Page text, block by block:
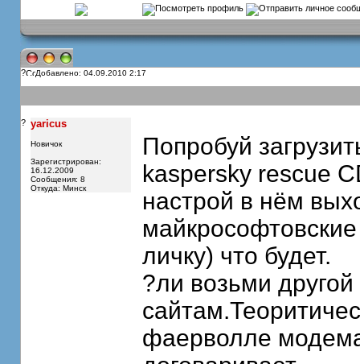
? Добавлено: 04.09.2010 2:17
? yaricus
Новичок
Зарегистрирован:
16.12.2009
Сообщения: 8
Откуда: Минск
Попробуй
kaspersky rescue
настрой в нём
личку) что будет.
?ли возьми
фаерволле